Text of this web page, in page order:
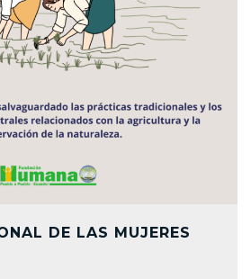
DE LAS MUJERES